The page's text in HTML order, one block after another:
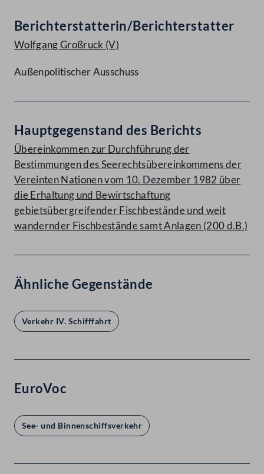
Berichterstatterin/Berichterstatter
Wolfgang Großruck (V)
Außenpolitischer Ausschuss
Hauptgegenstand des Berichts
Übereinkommen zur Durchführung der
Bestimmungen des Seerechtsübereinkommens der
Vereinten Nationen vom 10. Dezember 1982 über
die Erhaltung und Bewirtschaftung
gebietsübergreifender Fischbestände und weit
wandernder Fischbestände samt Anlagen (200 d.B.)
Ähnliche Gegenstände
Verkehr IV. Schifffahrt
EuroVoc
See- und Binnenschiffsverkehr